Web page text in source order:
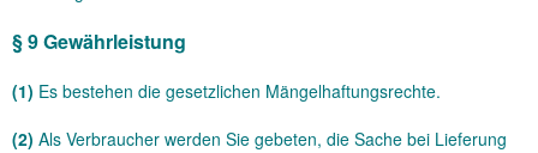
§ 9 Gewährleistung
(1) Es bestehen die gesetzlichen Mängelhaftungsrechte.
(2) Als Verbraucher werden Sie gebeten, die Sache bei Lieferung